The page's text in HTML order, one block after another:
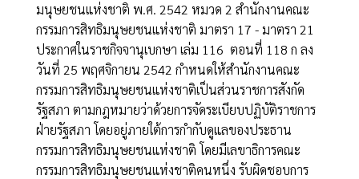
มนุษยชนแห่งชาติ พ.ศ. 2542 หมวด 2 สำนักงานคณะ
กรรมการสิทธิมนุษยชนแห่งชาติ มาตรา 17 - มาตรา 21
ประกาศในราชกิจจานุเบกษา เล่ม 116 ตอนที่ 118 ก ลง
วันที่ 25 พฤศจิกายน 2542 กำหนดให้สำนักงานคณะ
กรรมการสิทธิมนุษยชนแห่งชาติเป็นส่วนราชการสังกัด
รัฐสภา ตามกฎหมายว่าด้วยการจัดระเบียบปฏิบัติราชการ
ฝ่ายรัฐสภา โดยอยู่ภายใต้การกำกับดูแลของประธาน
กรรมการสิทธิมนุษยชนแห่งชาติ โดยมีเลขาธิการคณะ
กรรมการสิทธิมนุษยชนแห่งชาติคนหนึ่ง รับผิดชอบการ